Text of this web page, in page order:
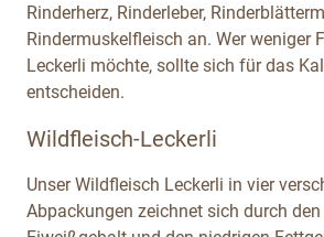
Rinderherz, Rinderleber,
Rindermuskelfleisch an. Wer weniger
Leckerli möchte, sollte sich für das
entscheiden.
Wildfleisch-Leckerli
Unser Wildfleisch Leckerli in vier
Abpackungen zeichnet sich durch den